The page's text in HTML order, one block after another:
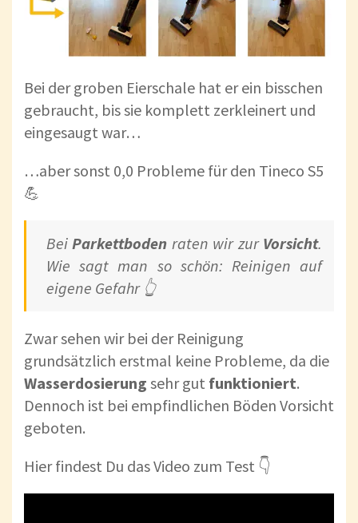
Bei der groben Eierschale hat er ein bisschen
gebraucht, bis sie komplett zerkleinert und
eingesaugt war…
…aber sonst 0,0 Probleme für den Tineco S5
💪
Bei Parkettboden raten wir zur Vorsicht.
Wie sagt man so schön: Reinigen auf
eigene Gefahr 👆
Zwar sehen wir bei der Reinigung
grundsätzlich erstmal keine Probleme, da die
Wasserdosierung sehr gut funktioniert.
Dennoch ist bei empfindlichen Böden Vorsicht
geboten.
Hier findest Du das Video zum Test 👇